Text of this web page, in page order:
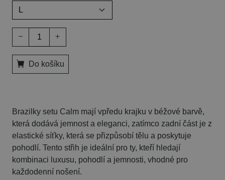
Do košíku
Brazilky setu Calm mají vpředu krajku v béžové barvě,
která dodává jemnost a eleganci, zatímco zadní část je z
elastické síťky, která se přizpůsobí tělu a poskytuje
pohodlí. Tento střih je ideální pro ty, kteří hledají
kombinaci luxusu, pohodlí a jemnosti, vhodné pro
každodenní nošení.